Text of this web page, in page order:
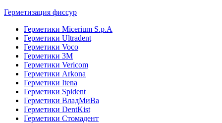
Герметизация фиссур
Герметики Micerium S.p.A
Герметики Ultradent
Герметики Voco
Герметики 3M
Герметики Vericom
Герметики Arkona
Герметики Itena
Герметики Spident
Герметики ВладМиВа
Герметики DentKist
Герметики Стомадент